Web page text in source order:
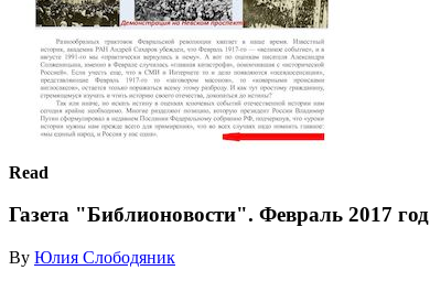
Read
Газета "Библионовости". Февраль 2017 год
By Юлия Слободяник